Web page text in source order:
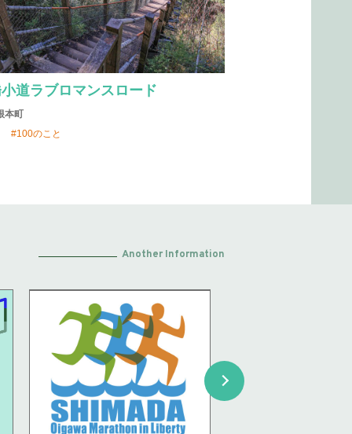
道ラブロマンスロード
本町
100のこと
Another Information